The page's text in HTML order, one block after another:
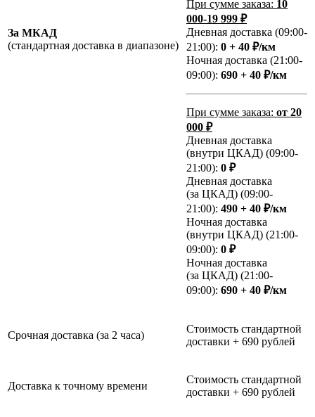
За МКАД
(стандартная доставка в диапазоне)
При сумме заказа: 10
000-19 999 ₽
Дневная доставка (09:00-
21:00): 0 + 40 ₽/км
Ночная доставка (21:00-
09:00): 690 + 40 ₽/км
При сумме заказа: от 20
000 ₽
Дневная доставка
(внутри ЦКАД) (09:00-
21:00): 0 ₽
Дневная доставка
(за ЦКАД) (09:00-
21:00): 490 + 40 ₽/км
Ночная доставка
(внутри ЦКАД) (21:00-
09:00): 0 ₽
Ночная доставка
(за ЦКАД) (21:00-
09:00): 690 + 40 ₽/км
Срочная доставка (за 2 часа)
Стоимость стандартной
доставки + 690 рублей
Доставка к точному времени
Стоимость стандартной
доставки + 690 рублей